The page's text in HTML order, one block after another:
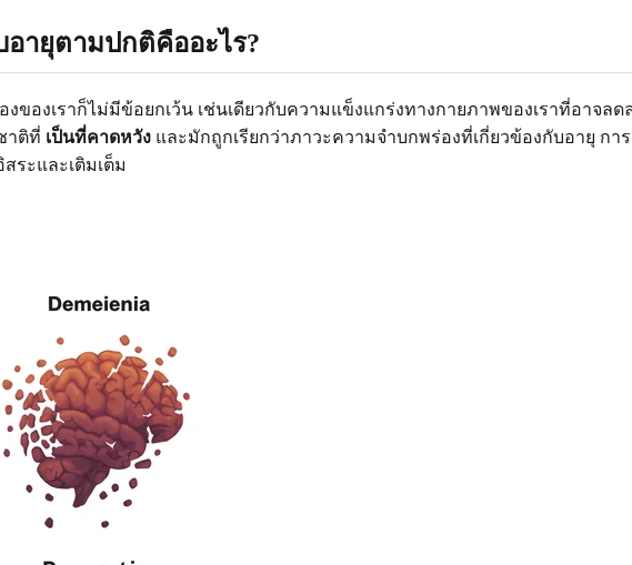
ายุตามปกติคืออะไร?
งของเราก็ไม่มีข้อยกเว้น เช่นเดียวกับความแข็งแกร่งทางกายภาพของเราที่อาจ
าติที่ เป็นที่คาดหวัง และมักถูกเรียกว่าภาวะความจำบกพร่องที่เกี่ยวข้องกับอายุ ก
ระและเติมเต็ม